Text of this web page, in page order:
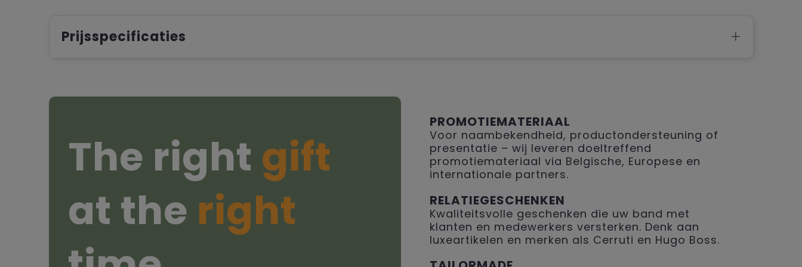
Prijsspecificaties
The right gift
at the right
PROMOTIEMATERIAAL
Voor naambekendheid, productondersteuning of
presentatie – wij leveren doeltreffend
promotiemateriaal via Belgische, Europese en
internationale partners.
RELATIEGESCHENKEN
Kwaliteitsvolle geschenken die uw band met
klanten en medewerkers versterken. Denk aan
luxeartikelen en merken als Cerruti en Hugo Boss.